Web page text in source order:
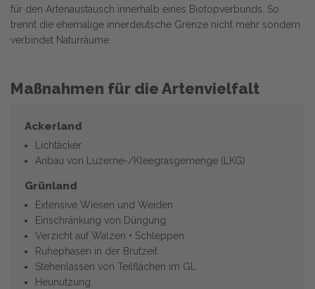
für den Artenaustausch innerhalb eines Biotopverbunds. So
trennt die ehemalige innerdeutsche Grenze nicht mehr sondern
verbindet Naturräume.
Maßnahmen für die Artenvielfalt
Ackerland
Lichtäcker
Anbau von Luzerne-/Kleegrasgemenge (LKG)
Grünland
Extensive Wiesen und Weiden
Einschränkung von Düngung
Verzicht auf Walzen + Schleppen
Ruhephasen in der Brutzeit
Stehenlassen von Teilflächen im GL
Heunutzung